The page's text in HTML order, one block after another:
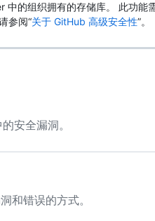
的组织拥有的存储库。 此功能
参阅“关于 GitHub 高级安全性”。
安全漏洞。
和错误的方式。